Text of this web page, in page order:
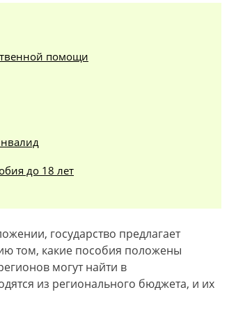
помощи
до 18 лет
государство предлагает
том, какие пособия положены
могут найти в
из регионального бюджета, и их